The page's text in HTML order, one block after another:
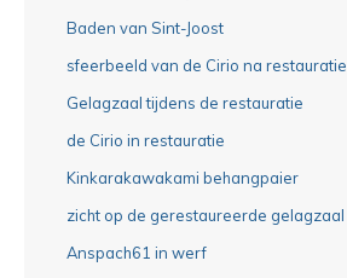
Baden van Sint-Joost
sfeerbeeld van de Cirio na restauratie
Gelagzaal tijdens de restauratie
de Cirio in restauratie
Kinkarakawakami behangpaier
zicht op de gerestaureerde gelagzaal
Anspach61 in werf